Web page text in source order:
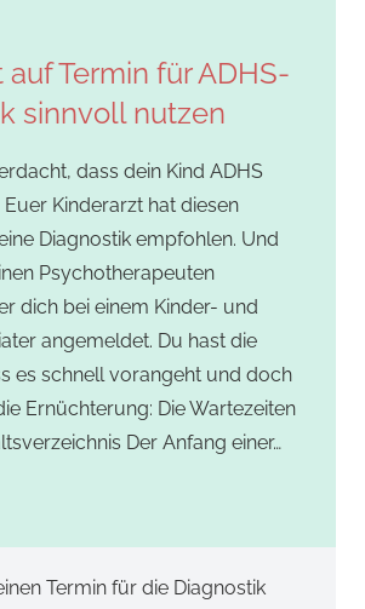
Termin für ADHS-
sinnvoll nutzen
dass dein Kind ADHS
Euer Kinderarzt hat diesen
Diagnostik empfohlen. Und
Psychotherapeuten
dich bei einem Kinder- und
angemeldet. Du hast die
es schnell vorangeht und doch
Ernüchterung: Die Wartezeiten
Der Anfang einer…
Termin für die Diagnostik